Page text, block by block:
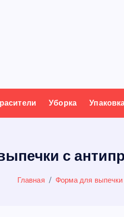
Уборка
с
Главная Форма для